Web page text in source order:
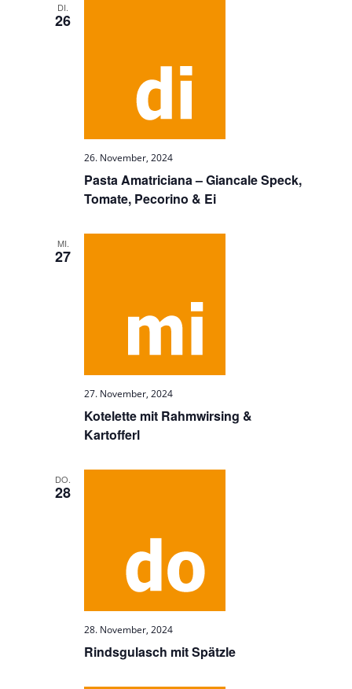
DI.
26
Pasta Amatriciana – Giancale Speck,
Tomate, Pecorino & Ei
26. November, 2024
MI.
27
Kotelette mit Rahmwirsing &
Kartofferl
27. November, 2024
DO.
28
Rindsgulasch mit Spätzle
28. November, 2024